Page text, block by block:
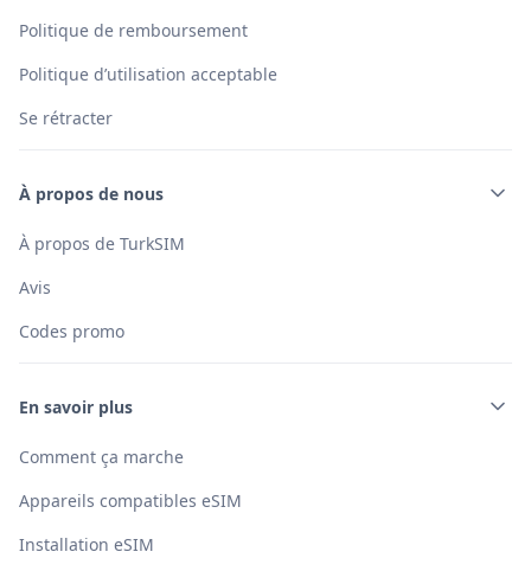
Politique de remboursement
Politique d’utilisation acceptable
Se rétracter
À propos de nous
À propos de TurkSIM
Avis
Codes promo
En savoir plus
Comment ça marche
Appareils compatibles eSIM
Installation eSIM